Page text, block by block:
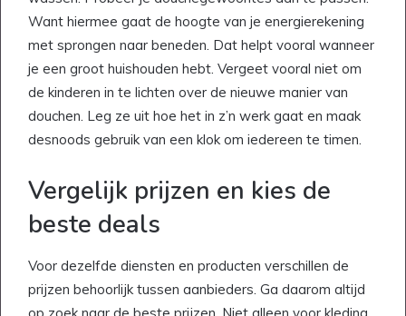
Want hiermee gaat de hoogte van je energierekening
met sprongen naar beneden. Dat helpt vooral wanneer
je een groot huishouden hebt. Vergeet vooral niet om
de kinderen in te lichten over de nieuwe manier van
douchen. Leg ze uit hoe het in z’n werk gaat en maak
desnoods gebruik van een klok om iedereen te timen.
Vergelijk prijzen en kies de
beste deals
Voor dezelfde diensten en producten verschillen de
prijzen behoorlijk tussen aanbieders. Ga daarom altijd
op zoek naar de beste prijzen. Niet alleen voor kleding,